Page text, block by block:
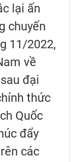
lại ấn
chuyến
11/2022,
về
đại
thức
Quốc
đẩy
các